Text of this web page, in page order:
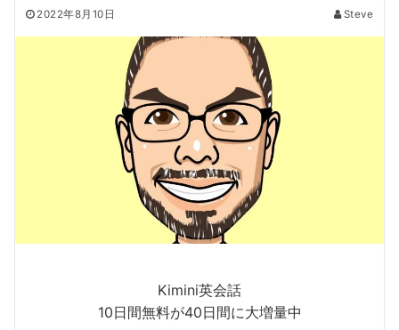
2022年8月10日 Steve
Kimini英会話
10日間無料が40日間に大増量中